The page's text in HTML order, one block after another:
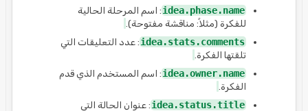
idea.phase.name: اسم المرحلة الحالية
للفكرة (مثلاً: مناقشة مفتوحة).
idea.stats.comments: عدد التعليقات التي
تلقتها الفكرة.
idea.owner.name: اسم المستخدم الذي قدم
الفكرة.
idea.status.title: عنوان الحالة التي